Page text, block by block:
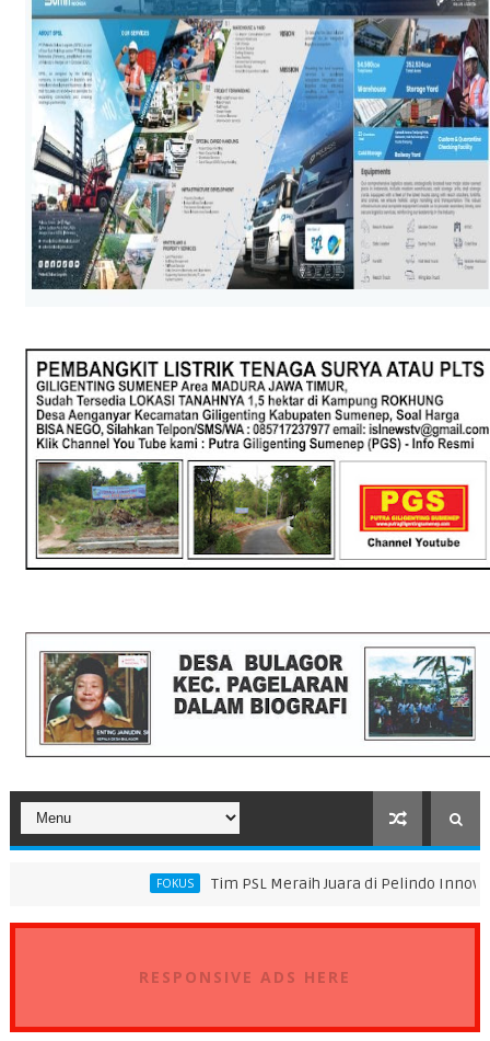
Tim PSL Meraih Juara di Pelindo Innovation Award
RESPONSIVE ADS HERE